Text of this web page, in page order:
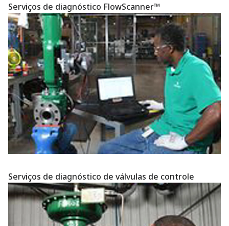
Serviços de diagnóstico FlowScanner™
Serviços de diagnóstico de válvulas de controle